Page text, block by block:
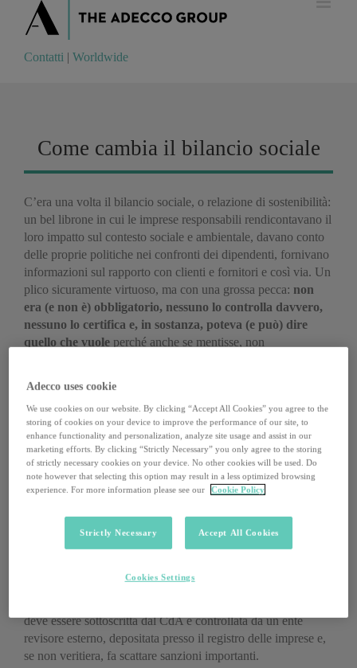
Contatti Worldwide
Contatti | Worldwide
Come cambia il bilancio sociale
C’era una volta il bilancio sociale, o relazione di sostenibilità:
un bel librone in cui le imprese responsabili rendicontavano il
loro impatto sul contesto sociale e ambientale, davano conto
delle proprie politiche nei confronti dei dipendenti, fornivano
informazioni sul rapporto con clienti e fornitori e così via. Un
plico sicuramente virtuoso, ma con una grossa pecca: non
era (e non è) obbligatorio, nessuno lo controlla davvero,
nessuno lo certifica e, in sostanza, poteva (e può) dire
quello che vuole perché anche se mentisse, non
Le cose stanno però per cambiare, e piuttosto in fretta. Poco
meno di un anno fa, infatti, il Parlamento italiano ha
approvato ildecreto legislativo 30 dicembre 2016, n. 254
cui il nostro Paese recepisce e attua laDirettiva europea
2014/95/UEche, pur senza mandare ufficialmente in
pensione il bilancio sociale, obbliga dal 2018 un certo tipo di
imprese a pubblicare un documento molto più preciso e
vincolante: una“Dichiarazione di carattere non
finanziario” sulle politiche messe in atto dall’impresa
stessa riguardo a temi «ambientali, sociali, attinenti al
corruzione attiva e passiva». Con alcuni dettagli da non
deve essere sottoscritta dal CdA e controllata da un ente
revisore esterno, depositata presso il registro delle imprese e,
se non veritiera, fa scattare sanzioni importanti.
Adecco uses cookie
We use cookies on our website. By clicking “Accept All Cookies” you agree to the
storing of cookies on your device to improve the performance of our site, to
enhance functionality and personalization, analyze site usage and assist in our
marketing efforts. By clicking “Strictly Necessary” you only agree to the storing
of strictly necessary cookies on your device. No other cookies will be used. Do
note however that selecting this option may result in a less optimized browsing
experience. For more information please see our
Cookie Policy
Strictly Necessary Accept All Cookies
Cookies Settings